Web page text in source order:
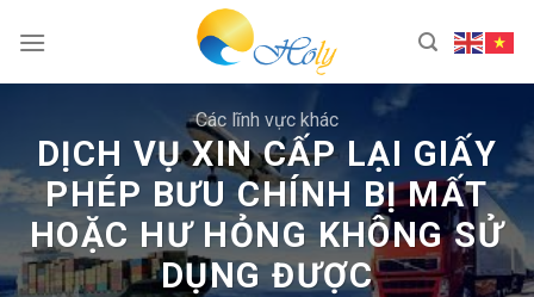
Các lĩnh vực khác
DỊCH VỤ XIN CẤP LẠI GIẤY
PHÉP BƯU CHÍNH BỊ MẤT
HOẶC HƯ HỎNG KHÔNG SỬ
DỤNG ĐƯỢC